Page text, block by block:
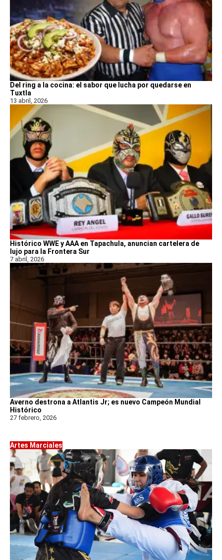
Del ring a la cocina: el sabor que lucha por quedarse en
Tuxtla
13 abril, 2026
Histórico WWE y AAA en Tapachula, anuncian cartelera de
lujo para la Frontera Sur
7 abril, 2026
Averno destrona a Atlantis Jr; es nuevo Campeón Mundial
Histórico
27 febrero, 2026
Artes Marciales